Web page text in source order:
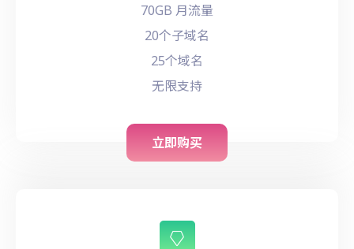
70GB 月流量
20个子域名
25个域名
无限支持
立即购买